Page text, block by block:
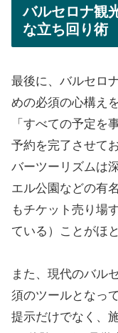
バルセロナ観
な立ち回り術
最後に、バルセロ
めの必須の心構え
「すべての予定を
予約を完了させて
バーツーリズムは
エル公園などの有
もチケット売り場
ている）ことがほ
また、現代のバル
須のツールとなっ
提示だけでなく、